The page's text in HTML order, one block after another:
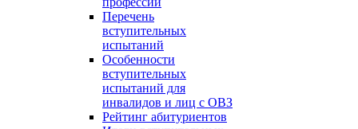
Перечень
вступительных
испытаний
Особенности
вступительных
испытаний для
инвалидов и лиц с ОВЗ
Рейтинг абитуриентов